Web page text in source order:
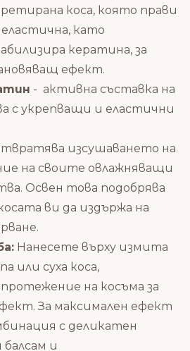
коса, която прави
като
кератина, за
ефект.
- активна съставка на
с укрепващи и еластични
изсушаването на
на своите овлажняващи
Освен това подобрява
ви да издържа на
Нанесете върху измита
или суха коса,
на косъма за
За максимален ефект
с деликатен
и